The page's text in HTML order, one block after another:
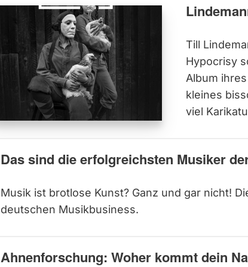
Till
Hypocrisy
Album
kleines
viel
Das sind die erfolgreichsten Musiker
Musik ist brotlose Kunst? Ganz und gar nicht!
deutschen Musikbusiness.
Ahnenforschung: Woher kommt dein